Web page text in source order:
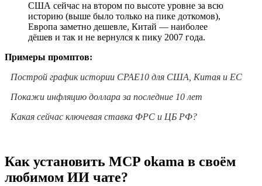
США сейчас на втором по высоте уровне за всю
историю (выше было только на пике доткомов),
Европа заметно дешевле, Китай — наиболее
дёшев и так и не вернулся к пику 2007 года.
Примеры промптов:
Построй график истории CPAE10 для США, Китая и ЕС
Покажи инфляцию доллара за последние 10 лет
Какая сейчас ключевая ставка ФРС и ЦБ РФ?
Как установить MCP okama в своём
любимом ИИ чате?